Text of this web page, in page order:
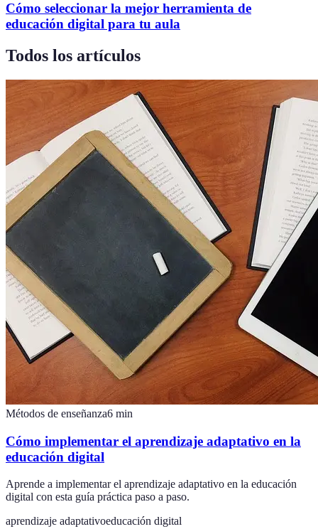
Cómo seleccionar la mejor herramienta de
educación digital para tu aula
Todos los artículos
Métodos de enseñanza6 min
Cómo implementar el aprendizaje adaptativo en la
educación digital
Aprende a implementar el aprendizaje adaptativo en la educación
digital con esta guía práctica paso a paso.
aprendizaje adaptativoeducación digital